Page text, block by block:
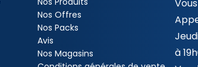
Nos Offres
Nos Packs
Avis
Nos Magasins
à